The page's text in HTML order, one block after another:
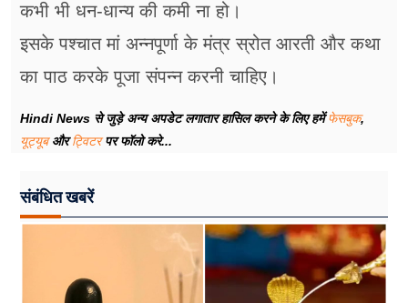
कभी भी धन-धान्य की कमी ना हो।
इसके पश्चात मां अन्नपूर्णा के मंत्र स्रोत आरती और कथा
का पाठ करके पूजा संपन्न करनी चाहिए।
Hindi News से जुड़े अन्य अपडेट लगातार हासिल करने के लिए हमेंफेसबुक,
यूट्यूबऔरट्विटरपर फॉलो करे...
संबंधित खबरें